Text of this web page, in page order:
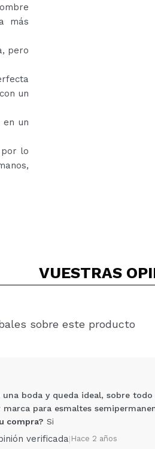
más
pero
un
en un
por lo
VUESTRAS
sobre este producto
una boda y queda ideal, sobre
marca para esmaltes
compra? Si
verificada| Hace 2 años